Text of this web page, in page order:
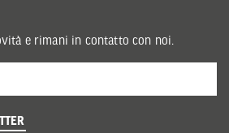
e rimani in contatto con noi.